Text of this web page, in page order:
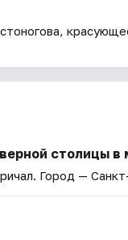
столицы в
. Город —